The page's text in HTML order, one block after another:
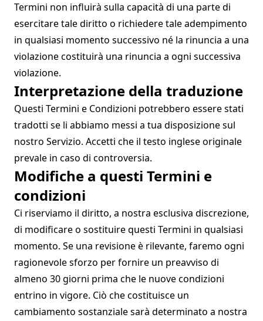
Termini non influirà sulla capacità di una parte di
esercitare tale diritto o richiedere tale adempimento
in qualsiasi momento successivo né la rinuncia a una
violazione costituirà una rinuncia a ogni successiva
violazione.
Interpretazione della traduzione
Questi Termini e Condizioni potrebbero essere stati
tradotti se li abbiamo messi a tua disposizione sul
nostro Servizio. Accetti che il testo inglese originale
prevale in caso di controversia.
Modifiche a questi Termini e
condizioni
Ci riserviamo il diritto, a nostra esclusiva discrezione,
di modificare o sostituire questi Termini in qualsiasi
momento. Se una revisione è rilevante, faremo ogni
ragionevole sforzo per fornire un preavviso di
almeno 30 giorni prima che le nuove condizioni
entrino in vigore. Ciò che costituisce un
cambiamento sostanziale sarà determinato a nostra